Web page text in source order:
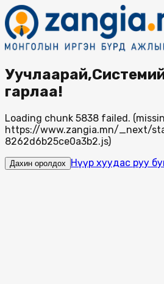
гарлаа!
Loading chunk 5838 failed.
https://www.zangia.mn/_next/
8262d6b25ce0a3b2.js)
Дахин оролдох Нүүр хуудас руу